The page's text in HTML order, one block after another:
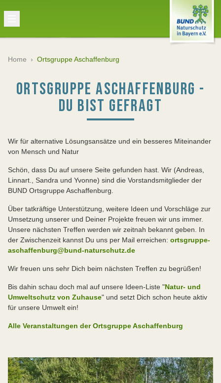
Home › Ortsgruppe Aschaffenburg
ORTSGRUPPE ASCHAFFENBURG -
DU BIST GEFRAGT
Wir für alternative Lösungsansätze und ein besseres Miteinander
von Mensch und Natur
Schön, dass Du auf unsere Seite gefunden hast. Wir (Andreas,
Linnart., Sandra und Yvonne) sind die Vorstandsmitglieder der
BUND Ortsgruppe Aschaffenburg.
Über tatkräftige Unterstützung, weitere Ideen und Vorschläge zur
Umsetzung unserer und Deiner Projekte freuen wir uns immer.
Unsere nächsten Treffen werden wir zeitnah bekannt geben. In
der Zwischenzeit kannst Du uns per Mail erreichen: ortsgruppe-
aschaffenburg@bund-naturschutz.de
Wir freuen uns sehr Dich beim nächsten Treffen zu begrüßen!
Bis dahin schau doch mal auf unsere Ideen-Liste "Natur- und
Umweltschutz von Zuhause" und setzt Dich schon heute aktiv
für unsere Umwelt ein!
Alle Veranstaltungen der Ortsgruppe Aschaffenburg